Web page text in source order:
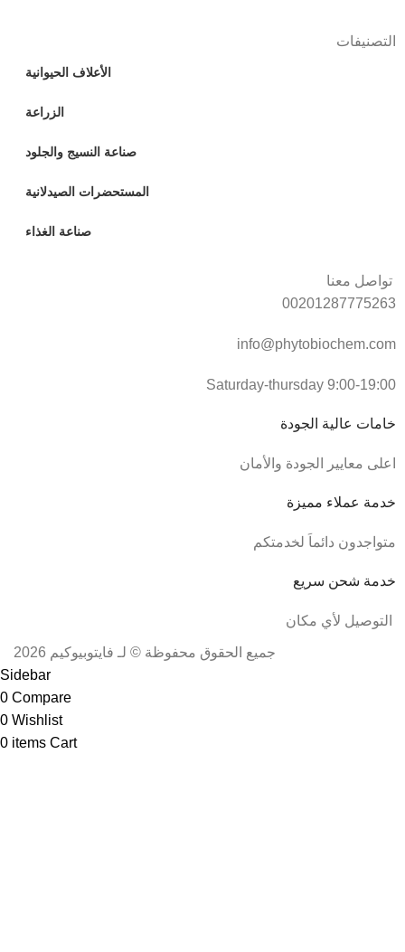
التصنيفات
الأعلاف الحيوانية
الزراعة
صناعة النسيج والجلود
المستحضرات الصيدلانية
صناعة الغذاء
00201287775263
info@phytobiochem.com
Saturday-thursday 9:00-19:00
خامات عالية الجودة
اعلى معايير الجودة والأمان
خدمة عملاء مميزة
متواجدون دائماَ لخدمتكم
خدمة شحن سريع
جميع الحقوق محفوظة © لـ فايتوبيوكيم 2026
Sidebar
0 Compare
0 Wishlist
0 items Cart